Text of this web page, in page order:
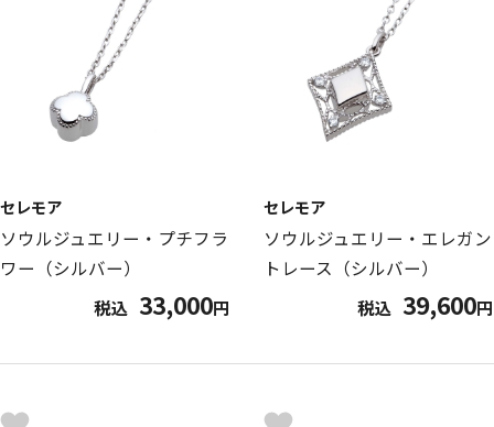
セレモア
ソウルジュエリー・プチフラ
ワー（シルバー）
税込 33,000円
セレモア
ソウルジュエリー・エレガン
トレース（シルバー）
税込 39,600円